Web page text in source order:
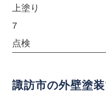
上塗り
7
点検
諏訪市の外壁塗